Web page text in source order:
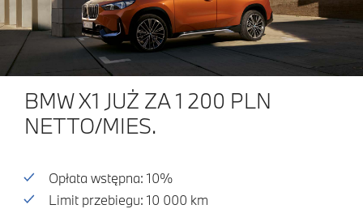
BMW X1 JUŻ ZA 1 200 PLN
NETTO/MIES.
Opłata wstępna: 10%
Limit przebiegu: 10 000 km